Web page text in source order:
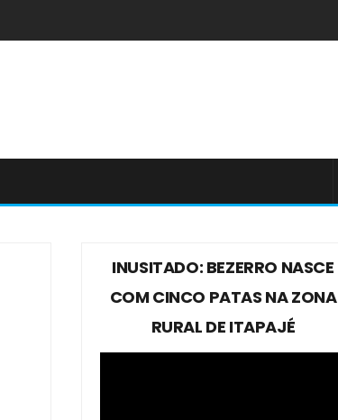
INUSITADO: BEZERRO NASCE
COM CINCO PATAS NA ZONA
RURAL DE ITAPAJÉ